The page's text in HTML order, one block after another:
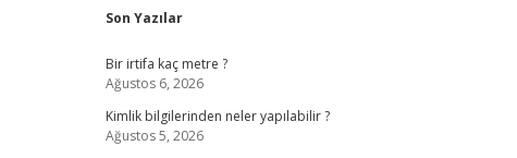
Sidebar
Son Yazılar
Bir irtifa kaç metre ?
Ağustos 6, 2026
Kimlik bilgilerinden neler yapılabilir ?
Ağustos 5, 2026